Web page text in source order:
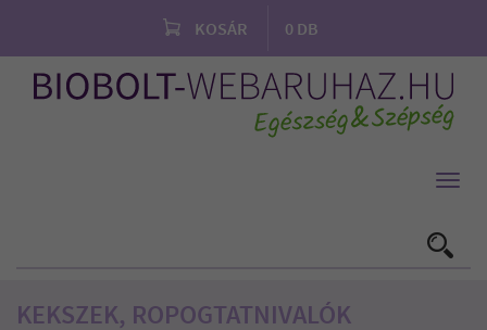
KOSÁR 0 DB
KEKSZEK, ROPOGTATNIVALÓK